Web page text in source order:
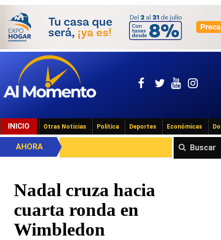
INICIO Otras Noticias Política Deportes Económicas
Buscar
AHORA
Nadal cruza hacia
cuarta ronda en
Wimbledon